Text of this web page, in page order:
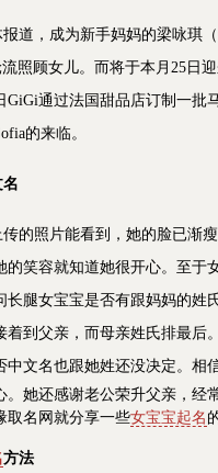
，成为新手妈妈的梁咏琪（
照顾女儿。而将于本月25日
GiGi通过法国甜品店订制一批
的来临。
照片能看到，她的脸已渐瘦
的笑容就知道她很开心。至于
长腿女宝宝是否有跟妈妈的姓
着到父亲，而母亲姓氏排最后
文名也跟她姓还没决定。 相
。她还感谢老公荣升父亲，经
取名网就分享一些女宝宝起名
方法